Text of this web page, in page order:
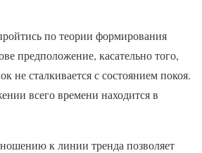
по теории формирования
предположение, касательно того,
не сталкивается с состоянием покоя.
всего времени находится в
к линии тренда позволяет